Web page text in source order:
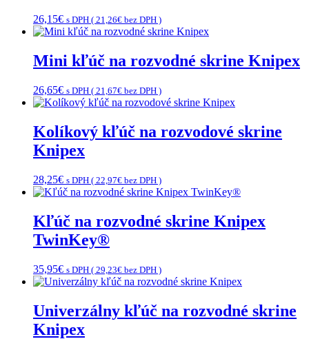
26,15€ s DPH ( 21,26€ bez DPH )
Mini kľúč na rozvodné skrine Knipex
26,65€ s DPH ( 21,67€ bez DPH )
Kolíkový kľúč na rozvodové skrine
Knipex
28,25€ s DPH ( 22,97€ bez DPH )
Kľúč na rozvodné skrine Knipex
TwinKey®
35,95€ s DPH ( 29,23€ bez DPH )
Univerzálny kľúč na rozvodné skrine
Knipex